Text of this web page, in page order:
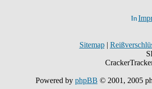
Sitemap|
Powered by phpBB © 2001, 2005